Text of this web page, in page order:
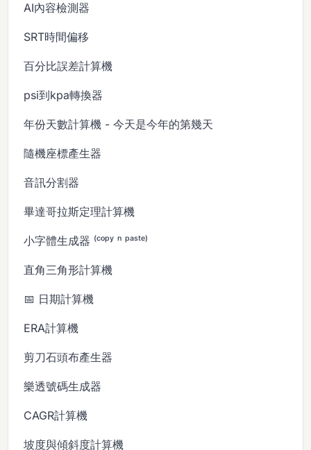
AI內容檢測器
SRT時間偏移
百分比誤差計算機
psi到kpa轉換器
年份天數計算機 - 今天是今年的第幾天
隨機座標產生器
音訊分割器
畢達哥拉斯定理計算機
小字體生成器 ⁽ᶜᵒᵖʸ ⁿ ᵖᵃˢᵗᵉ⁾
直角三角形計算機
📅 日期計算機
ERA計算機
剪刀石頭布產生器
樂透號碼生成器
CAGR計算機
坡度與傾斜度計算機